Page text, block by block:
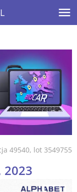
49540, lot 3549755
2023